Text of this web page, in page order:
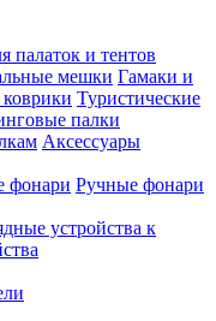
палаток и тентов
мешки Гамаки и
Туристические
палки
Аксессуары
фонари Ручные фонари
устройства к